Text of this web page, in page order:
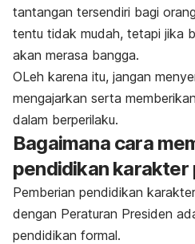
tantangan tersendiri bagi
tentu tidak mudah, tetapi jika
akan merasa bangga.
OLeh karena itu, jangan
mengajarkan serta
dalam berperilaku.
Bagaimana cara
pendidikan karakter
Pemberian pendidikan
dengan Peraturan Presiden
pendidikan formal.